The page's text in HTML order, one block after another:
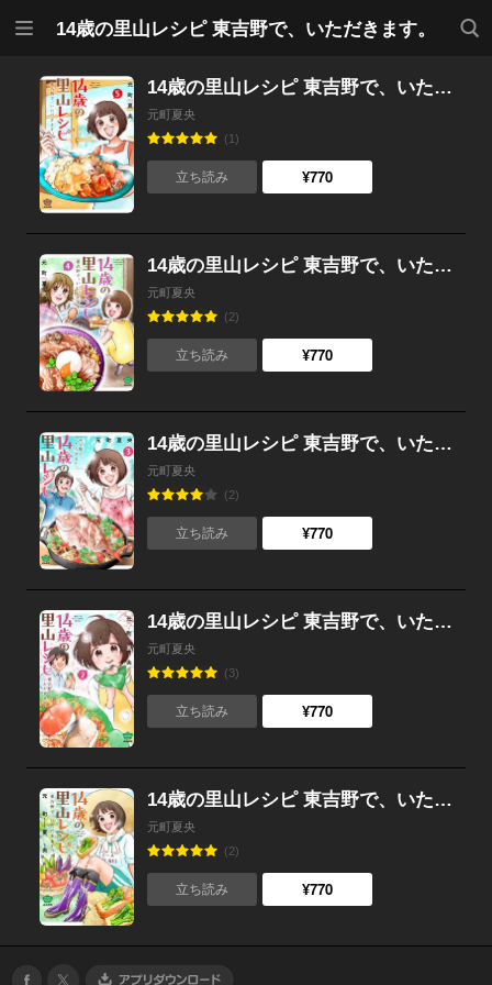
14歳の里山レシピ 東吉野で、いただきます。
検索
14歳の里山レシピ 東吉野で、いただきます。 （5）
元町夏央
(1)
立ち読み ¥770
14歳の里山レシピ 東吉野で、いただきます。 （4）
元町夏央
(2)
立ち読み ¥770
14歳の里山レシピ 東吉野で、いただきます。 （3）
元町夏央
(2)
立ち読み ¥770
14歳の里山レシピ 東吉野で、いただきます。 （2）
元町夏央
(3)
立ち読み ¥770
14歳の里山レシピ 東吉野で、いただきます。
元町夏央
(2)
立ち読み ¥770